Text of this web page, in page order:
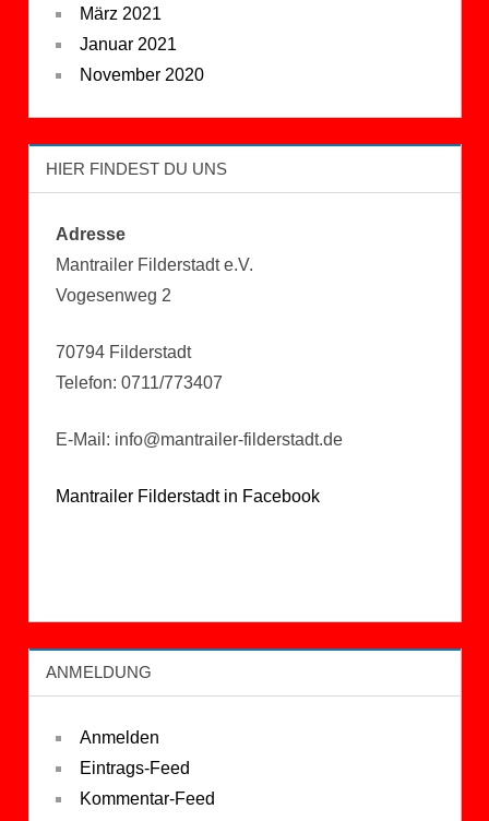
März 2021
Januar 2021
November 2020
HIER FINDEST DU UNS
Adresse
Mantrailer Filderstadt e.V.
Vogesenweg 2
70794 Filderstadt
Telefon: 0711/773407
E-Mail: info@mantrailer-filderstadt.de
Mantrailer Filderstadt in Facebook
ANMELDUNG
Anmelden
Eintrags-Feed
Kommentar-Feed